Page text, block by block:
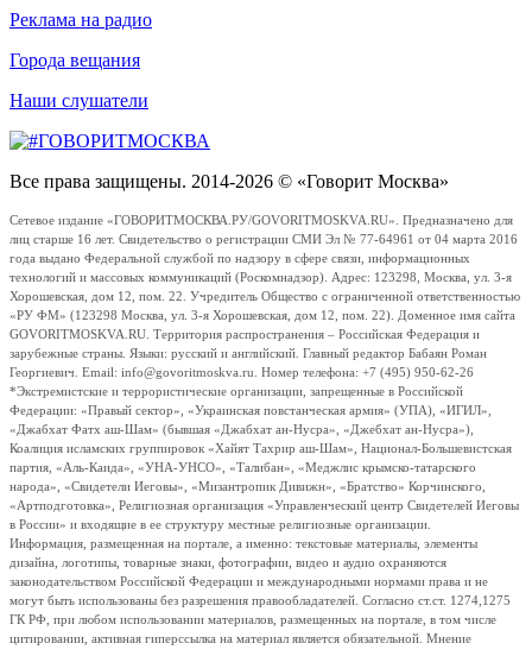
Реклама на радио
Города вещания
Наши слушатели
Все права защищены. 2014-2026 © «Говорит Москва»
Сетевое издание «ГОВОРИТМОСКВА.РУ/GOVORITMOSKVA.RU». Предназначено для
лиц старше 16 лет. Свидетельство о регистрации СМИ Эл № 77-64961 от 04 марта 2016
года выдано Федеральной службой по надзору в сфере связи, информационных
технологий и массовых коммуникаций (Роскомнадзор). Адрес: 123298, Москва, ул. 3-я
Хорошевская, дом 12, пом. 22. Учредитель Общество с ограниченной ответственностью
«РУ ФМ» (123298 Москва, ул. 3-я Хорошевская, дом 12, пом. 22). Доменное имя сайта
GOVORITMOSKVA.RU. Территория распространения – Российская Федерация и
зарубежные страны. Языки: русский и английский. Главный редактор Бабаян Роман
Георгиевич. Email: info@govoritmoskva.ru. Номер телефона: +7 (495) 950-62-26
*Экстремистские и террористические организации, запрещенные в Российской
Федерации: «Правый сектор», «Украинская повстанческая армия» (УПА), «ИГИЛ»,
«Джабхат Фатх аш-Шам» (бывшая «Джабхат ан-Нусра», «Джебхат ан-Нусра»),
Коалиция исламских группировок «Хайят Тахрир аш-Шам», Национал-Большевистская
партия, «Аль-Каида», «УНА-УНСО», «Талибан», «Меджлис крымско-татарского
народа», «Свидетели Иеговы», «Мизантропик Дивижн», «Братство» Корчинского,
«Артподготовка», Религиозная организация «Управленческий центр Свидетелей Иеговы
в России» и входящие в ее структуру местные религиозные организации.
Информация, размещенная на портале, а именно: текстовые материалы, элементы
дизайна, логотипы, товарные знаки, фотографии, видео и аудио охраняются
законодательством Российской Федерации и международными нормами права и не
могут быть использованы без разрешения правообладателей. Согласно ст.ст. 1274,1275
ГК РФ, при любом использовании материалов, размещенных на портале, в том числе
цитировании, активная гиперссылка на материал является обязательной. Мнение